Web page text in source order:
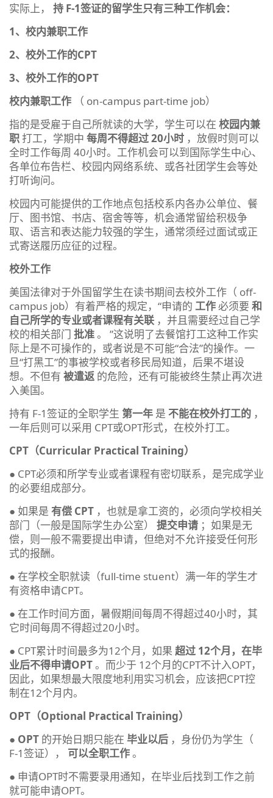
实际上， 持 F-1签证的留学生只有三种工作机会：
1、校内兼职工作
2、校外工作的CPT
3、校外工作的OPT
校内兼职工作 （ on-campus part-time job）
指的是受雇于自己所就读的大学，学生可以在 校园内兼
职打工，学期中 每周不得超过 20小时 ，放假时则可以
全时工作每周 40小时。工作机会可以到国际学生中心、
各单位布告栏、校园内网络系统、或各社团学生会等处
打听询问。
校园内可能提供的工作地点包括校系内各办公单位、餐
厅、图书馆、书店、宿舍等等，机会通常留给积极争
取、语言和表达能力较强的学生，通常须经过面试或正
式寄送履历应征的过程。
校外工作
美国法律对于外国留学生在读书期间去校外工作（ off-
campus job）有着严格的规定，“申请的 工作必须要 和
自己所学的专业或者课程有关联 ，并且需要经过自己学
校的相关部门 批准。 ”这说明了去餐馆打工这种工作实
际上是不可操作的，或者说是不可能“合法”的操作。一
旦“打黑工”的事被学校或者移民局知道，后果不堪设
想。不但有 被遣返 的危险，还有可能被终生禁止再次进
入美国。
持有 F-1签证的全职学生 第一年 是 不能在校外打工的 ，
一年后则可以采用 CPT或OPT形式，在校外打工。
CPT（Curricular Practical Training）
● CPT必须和所学专业或者课程有密切联系，是完成学业
的必要组成部分。
● 如果是 有偿 CPT ，也就是拿工资的，必须向学校相关
部门（一般是国际学生办公室） 提交申请 ；如果是无
偿，则一般不需要提出申请，但绝对不允许接受任何形
式的报酬。
● 在学校全职就读（full-time stuent）满一年的学生才
有资格申请CPT。
● 在工作时间方面，暑假期间每周不得超过40小时，其
它时间每周不得超过20小时。
● CPT累计时间最多为12个月，如果 超过 12个月，在毕
业后不得申请OPT。而少于 12个月的CPT不计入OPT，
因此，如果想最大限度地利用实习机会，应该把CPT控
制在12个月内。
OPT（Optional Practical Training）
● OPT 的开始日期只能在 毕业以后 ，身份仍为学生（
F-1签证）， 可以全职工作。
● 申请OPT时不需要录用通知，在毕业后找到工作之前
就可能申请OPT。